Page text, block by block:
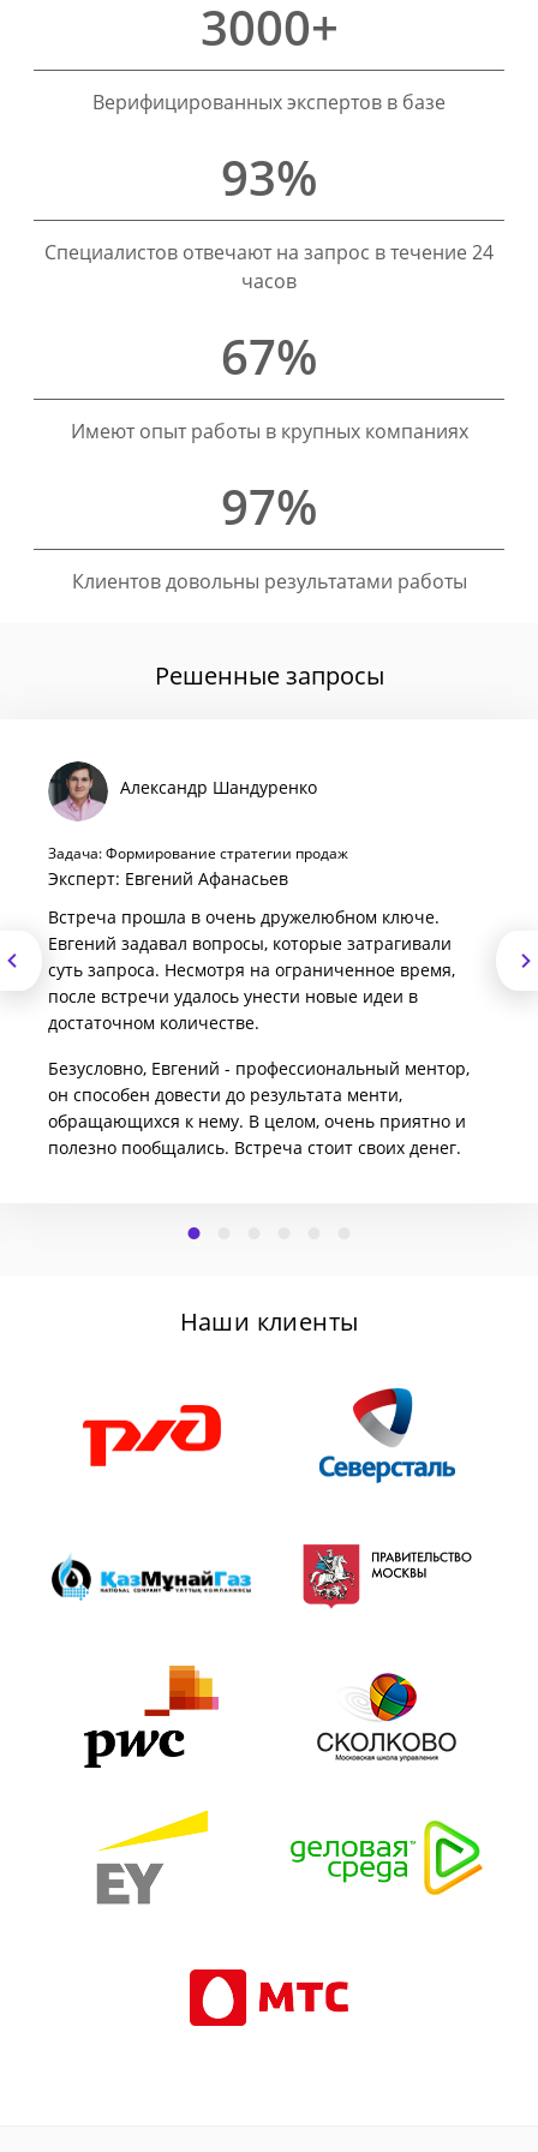
3000+
Верифицированных экспертов в базе
93%
Специалистов отвечают на запрос в течение 24
часов
67%
Имеют опыт работы в крупных компаниях
97%
Клиентов довольны результатами работы
Решенные запросы
Александр Шандуренко
Задача: Формирование стратегии продаж
Эксперт: Евгений Афанасьев
Встреча прошла в очень дружелюбном ключе.
Евгений задавал вопросы, которые затрагивали
суть запроса. Несмотря на ограниченное время,
после встречи удалось унести новые идеи в
достаточном количестве.
Безусловно, Евгений - профессиональный ментор,
он способен довести до результата менти,
обращающихся к нему. В целом, очень приятно и
полезно пообщались. Встреча стоит своих денег.
Наши клиенты